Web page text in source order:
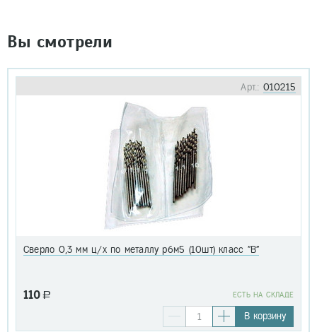
Вы смотрели
Арт.: 010215
Сверло 0,3 мм ц/х по металлу р6м5 (10шт) класс "В"
110 a EСТЬ НА СКЛАДЕ
В корзину